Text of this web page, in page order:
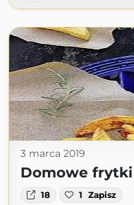
3 marca 2019
Domowe
18 1 Zapisz